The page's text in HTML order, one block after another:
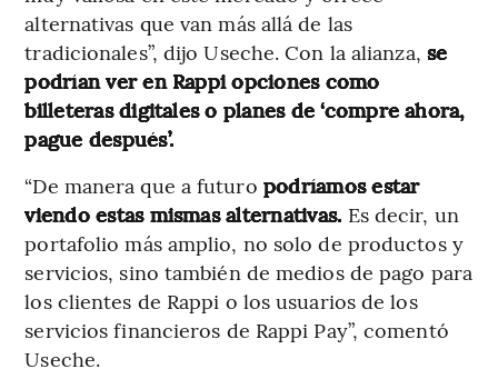
alternativas que van más allá de las
tradicionales”, dijo Useche. Con la alianza, se
podrían ver en Rappi opciones como
billeteras digitales o planes de ‘compre ahora,
pague después’.
“De manera que a futuro podríamos estar
viendo estas mismas alternativas. Es decir, un
portafolio más amplio, no solo de productos y
servicios, sino también de medios de pago para
los clientes de Rappi o los usuarios de los
servicios financieros de Rappi Pay”, comentó
Useche.